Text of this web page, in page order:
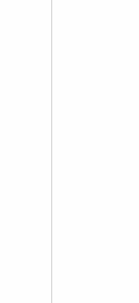
שלי"